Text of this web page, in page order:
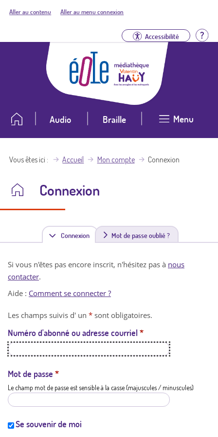
Aller au contenu Aller au menu connexion
Accessibilité
Audio Braille Menu
Vous êtes ici Accueil Mon compte Connexion
Connexion
Connexion(
n
t
a
t
i
Mot de passe oublié ?
Si vous n'êtes pas encore inscrit, n'hésitez pas à nous
contacter.
Aide : Comment se connecter ?
Les champs suivis d' un * sont obligatoires.
Numéro d'abonné ou adresse courriel *
Mot de passe *
Le champ mot de passe est sensible à la casse (majuscules / minuscules)
Se souvenir de moi